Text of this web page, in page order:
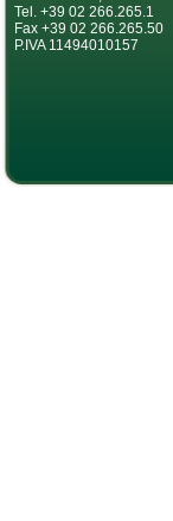
Tel. +39 02 266.265.1
Fax +39 02 266.265.50
P.IVA 11494010157